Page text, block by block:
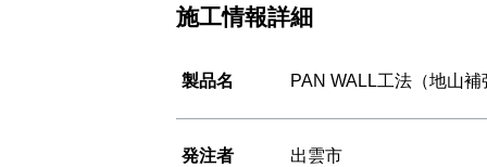
施工情報詳細
製品名 PAN WALL工法（地山補
発注者 出雲市